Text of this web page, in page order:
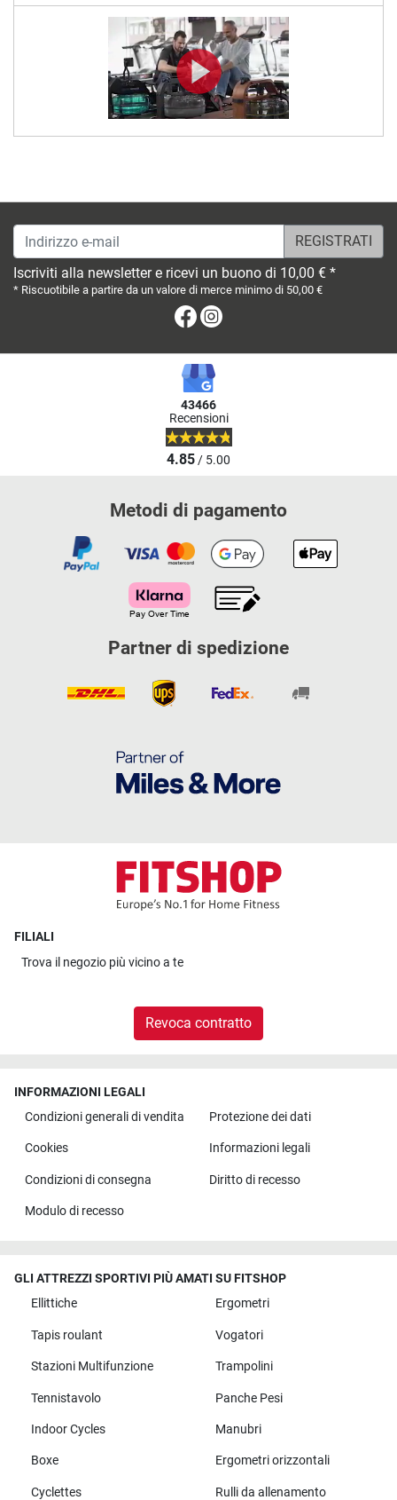
Indirizzo e-mail
Iscriviti alla newsletter e ricevi un buono di 10,00 € *
* Riscuotibile a partire da un valore di merce minimo di 50,00 €
Facebook
43466
Recensioni
4.85/ 5.00
Metodi di pagamento
Partner di spedizione
FILIALI
Trova il negozio più vicino a te
Revoca contratto
INFORMAZIONI LEGALI
Condizioni generali di vendita
Protezione dei dati
Cookies Informazioni legali
Condizioni di consegna Diritto di recesso
Modulo di recesso
GLI ATTREZZI SPORTIVI PIÙ AMATI SU FITSHOP
Ellittiche
Ergometri
Tapis roulant Vogatori
Stazioni Multifunzione Trampolini
Tennistavolo Panche Pesi
Indoor Cycles Manubri
Boxe Ergometri orizzontali
Cyclettes Rulli da allenamento